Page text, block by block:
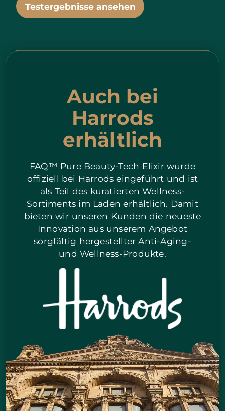
Testergebnisse ansehen
Auch bei
Harrods
erhältlich
FAQ™ Pure Beauty-Tech Elixir wurde
offiziell bei Harrods eingeführt und ist
als Teil des kuratierten Wellness-
Sortiments im Laden erhältlich. Damit
bieten wir unseren Kunden die neueste
Innovation aus unserem Angebot
sorgfältig hergestellter Anti-Aging-
und Wellness-Produkte.